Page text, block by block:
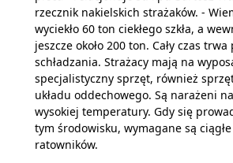
rzecznik nakielskich strażaków. -
wyciekło 60 ton ciekłego szkła, a
jeszcze około 200 ton. Cały czas trwa
schładzania. Strażacy mają na
specjalistyczny sprzęt, również
układu oddechowego. Są narażeni
wysokiej temperatury. Gdy się
tym środowisku, wymagane są
ratowników.